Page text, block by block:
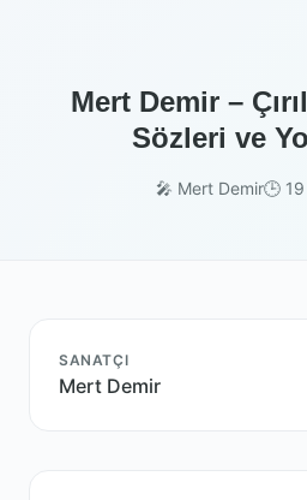
Mert Demir –
Sözleri ve
🎤 Mert Demir🕒
SANATÇI
Mert Demir